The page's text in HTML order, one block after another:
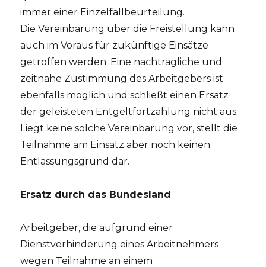
immer einer Einzelfallbeurteilung.
Die Vereinbarung über die Freistellung kann
auch im Voraus für zukünftige Einsätze
getroffen werden. Eine nachträgliche und
zeitnahe Zustimmung des Arbeitgebers ist
ebenfalls möglich und schließt einen Ersatz
der geleisteten Entgeltfortzahlung nicht aus.
Liegt keine solche Vereinbarung vor, stellt die
Teilnahme am Einsatz aber noch keinen
Entlassungsgrund dar.
Ersatz durch das Bundesland
Arbeitgeber, die aufgrund einer
Dienstverhinderung eines Arbeitnehmers
wegen Teilnahme an einem